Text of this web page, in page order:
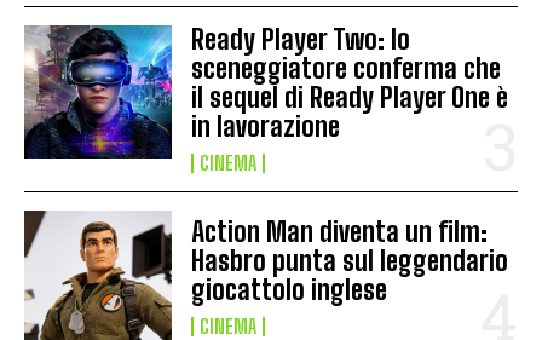
Ready Player Two: lo
sceneggiatore conferma che
il sequel di Ready Player One è
in lavorazione
CINEMA
Action Man diventa un film:
Hasbro punta sul leggendario
giocattolo inglese
CINEMA